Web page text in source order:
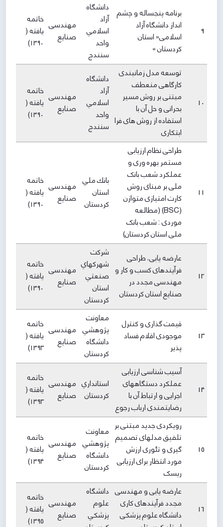
9
برنامه پنجساله و چشم
انداز دانشگاه آزاد
اسلامی« استان
کردستان »
دانشگاه
آزاد
اسلامي
واحد
سنندج
مهندسی
صنایع
خاتمه
یافته (
۱۳۹۰)
10
توسعه مدل زمانبندی
کارگاهی منعطف
مبتنی بر روش مسیر
بحرانی و حل آن با
استفاده از روش های فرا
ابتکاری
دانشگاه
آزاد
اسلامي
واحد
سنندج
مهندسی
صنایع
خاتمه
یافته (
۱۳۹۰)
11
طراحی نظام ارزیابی
مستمر بهره وری و
عملکرد شعب بانک
ملی بر مبنای روش
کارت امتیازی متوازن
(BSC) (مطالعه
موردی : شعب بانک
ملی استان کردستان)
بانك ملي
استان
كردستان
مهندسی
صنایع
خاتمه
یافته (
۱۳۹۰)
12
عارضه یابی، طراحی
فرآیندهای کسب و کار و
مهندسی مجدد در
صنایع استان کردستان
شركت
شهركهاي
صنعتي
استان
كردستان
مهندسی
صنایع
خاتمه
یافته (
۱۳۹۰)
13
قیمت گذاری و کنترل
موجودی اقلام فساد
پذیر
معاونت
پژوهشي
دانشگاه
كردستان
مهندسی
صنایع
خاتمه
یافته (
۱۳۹3)
14
آسیب شناسی ارزیابی
عملکرد دستگاههای
اجرایی و ارتباط آن با
رضایتمندی ارباب رجوع
استانداري
كردستان
مهندسی
صنایع
خاتمه
یافته (
۱۳۹3)
15
رویکردی جدید مبتنی بر
تلفیق مدلهای تصمیم
گیری و تئوری ارزش
مورد انتظار برای ارزیابی
ریسک
معاونت
پژوهشي
دانشگاه
كردستان
مهندسی
صنایع
خاتمه
یافته (
۱۳۹4)
16
عارضه یابی و مهندسی
مجدد فرآیندهای کاری
دانشگاه علوم پزشکی
دانشگاه
علوم
پزشكي
مهندسی
صنایع
خاتمه
یافته (
۱۳۹5)